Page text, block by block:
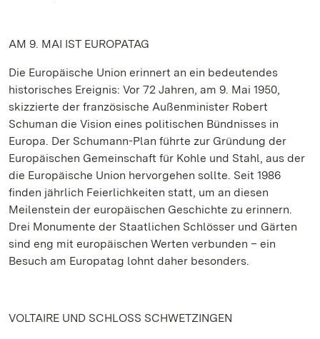
AM 9. MAI IST EUROPATAG
Die Europäische Union erinnert an ein bedeutendes
historisches Ereignis: Vor 72 Jahren, am 9. Mai 1950,
skizzierte der französische Außenminister Robert
Schuman die Vision eines politischen Bündnisses in
Europa. Der Schumann-Plan führte zur Gründung der
Europäischen Gemeinschaft für Kohle und Stahl, aus der
die Europäische Union hervorgehen sollte. Seit 1986
finden jährlich Feierlichkeiten statt, um an diesen
Meilenstein der europäischen Geschichte zu erinnern.
Drei Monumente der Staatlichen Schlösser und Gärten
sind eng mit europäischen Werten verbunden – ein
Besuch am Europatag lohnt daher besonders.
VOLTAIRE UND SCHLOSS SCHWETZINGEN